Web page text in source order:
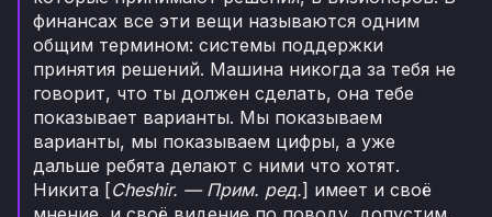
финансах все эти вещи называются одним
общим термином: системы поддержки
принятия решений. Машина никогда за тебя не
говорит, что ты должен сделать, она тебе
показывает варианты. Мы показываем
варианты, мы показываем цифры, а уже
дальше ребята делают с ними что хотят.
Никита [Cheshir. — Прим. ред.] имеет и своё